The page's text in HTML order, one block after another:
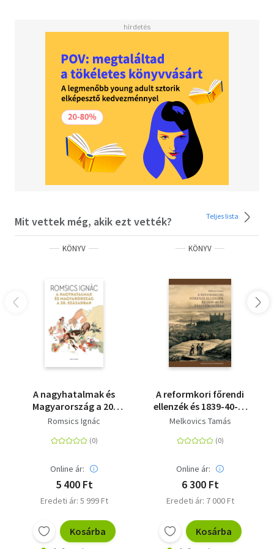
jelentek meg az MTA BTK Történettudományi Intézet
Mit vettek még, akik ezt vették? Teljes lista
KÖNYV
A nagyhatalmak és
Magyarország a 20.
században
Romsics Ignác
Online ár:
5 400 Ft
Eredeti ár: 5 999 Ft
Kosárba
KÖNYV
A reformkori főrendi
ellenzék és 1839-40-es
zászlóbontása
Melkovics Tamás
Online ár:
6 300 Ft
Eredeti ár: 7 000 Ft
Kosárba